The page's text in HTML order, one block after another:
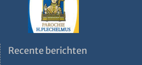
Recente berichten